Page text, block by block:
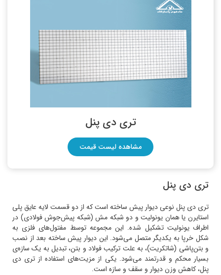
تری دی پنل
مشاهده لیست قیمت
تری دی پنل
تری دی پنل نوعی دیوار پیش ساخته است که از دو قسمت لایه عایق پلی
استایرن یا همان یونولیت و دو شبکه مش (شبکه پیش‌جوش فولادی) در
اطراف یونولیت تشکیل شده. این مجموعه توسط مفتول‌های فلزی به
شکل خرپا به یکدیگر متصل می‌شود. این دیوار پیش ساخته بعد از نصب
و بتن‌پاشی (شاتکریت)، به علت ترکیب فولاد و بتن، تبدیل به یک سازه‌ی
بسیار محکم و قدرتمند می‌شود. یکی از مزیت‌های استفاده از تری دی
پنل، کاهش وزن دیوار و سقف و سازه است.